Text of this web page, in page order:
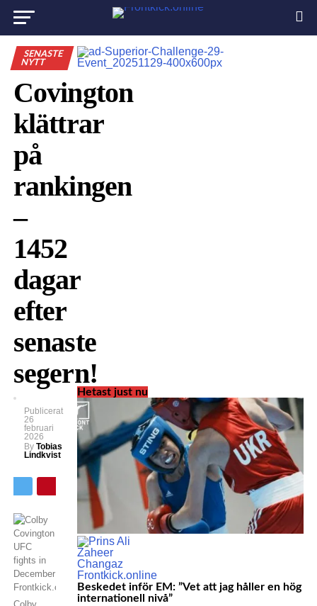
SENASTE
NYTT
Covington
klättrar
på
rankingen
–
1452
dagar
efter
senaste
segern!
Publicerat
26
februari
2026
By Tobias
Lindkvist
Hetast just nu
Beskedet inför EM: ”Vet att jag håller en hög
internationell nivå”